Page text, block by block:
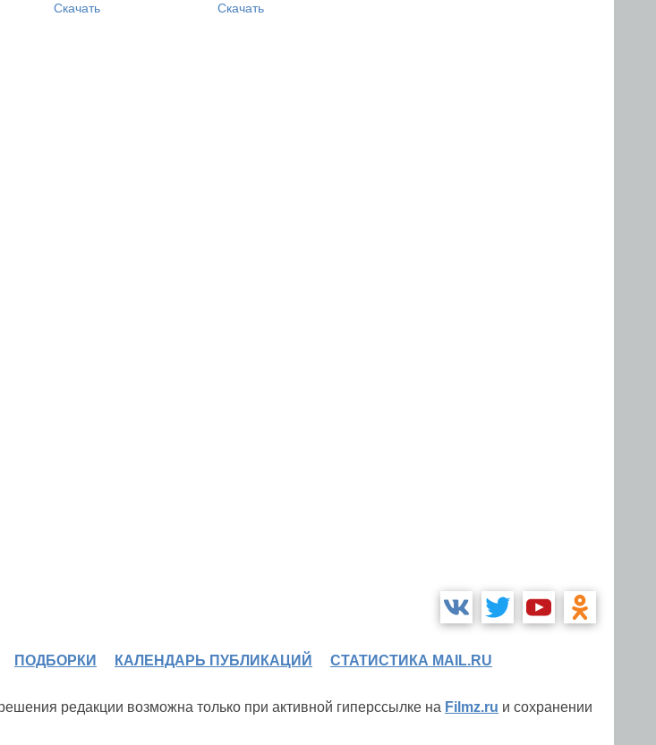
Скачать Скачать
ПОДБОРКИ КАЛЕНДАРЬ ПУБЛИКАЦИЙ СТАТИСТИКА MAIL.RU
редакции возможна только при активной гиперссылке на Filmz.ru и сохранении